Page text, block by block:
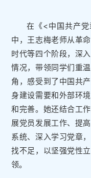
在《<中国共产
中，王志梅老师从革
时代等四个阶段，深
情况，带领同学们重
角，感受到了中国共
身建设需要和外部环
和完善。她还结合工
展党员发展工作、提
系统、深入学习党章
找不足，以坚强党性
领。